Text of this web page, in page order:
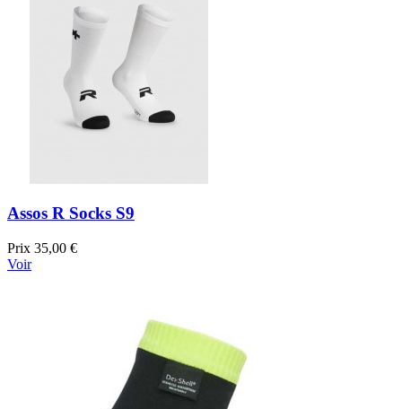
Assos R Socks S9
Prix 35,00 €
Voir